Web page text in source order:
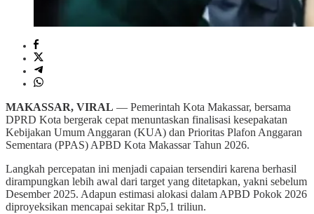
MAKASSAR, VIRAL — Pemerintah Kota Makassar, bersama
DPRD Kota bergerak cepat menuntaskan finalisasi kesepakatan
Kebijakan Umum Anggaran (KUA) dan Prioritas Plafon Anggaran
Sementara (PPAS) APBD Kota Makassar Tahun 2026.
Langkah percepatan ini menjadi capaian tersendiri karena berhasil
dirampungkan lebih awal dari target yang ditetapkan, yakni sebelum
Desember 2025. Adapun estimasi alokasi dalam APBD Pokok 2026
diproyeksikan mencapai sekitar Rp5,1 triliun.